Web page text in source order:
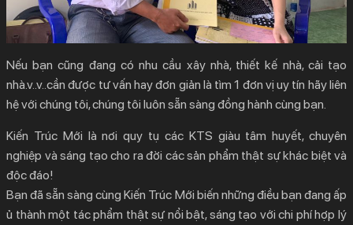
Nếu bạn cũng đang có nhu cầu xây nhà, thiết kế nhà, cải tạo
nhà.v..v..cần được tư vấn hay đơn giản là tìm 1 đơn vị uy tín hãy liên
hệ với chúng tôi, chúng tôi luôn sẵn sàng đồng hành cùng bạn.
Kiến Trúc Mới là nơi quy tụ các KTS giàu tâm huyết, chuyên
nghiệp và sáng tạo cho ra đời các sản phẩm thật sự khác biệt và
độc đáo!
Bạn đã sẵn sàng cùng Kiến Trúc Mới biến những điều bạn đang ấp
ủ thành một tác phẩm thật sự nổi bật, sáng tạo với chi phí hợp lý